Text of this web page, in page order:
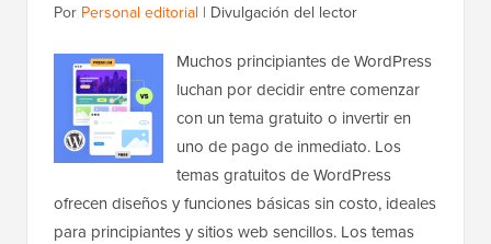
Por Personal editorial | Divulgación del lector
Muchos principiantes de WordPress
luchan por decidir entre comenzar
con un tema gratuito o invertir en
uno de pago de inmediato. Los
temas gratuitos de WordPress
ofrecen diseños y funciones básicas sin costo, ideales
para principiantes y sitios web sencillos. Los temas